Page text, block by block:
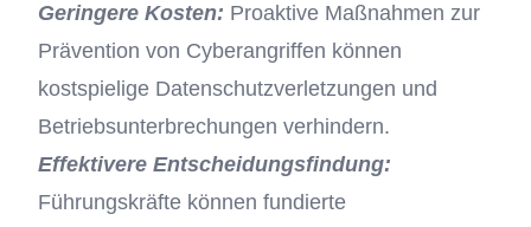
Geringere Kosten: Proaktive Maßnahmen zur
Prävention von Cyberangriffen können
kostspielige Datenschutzverletzungen und
Betriebsunterbrechungen verhindern.
Effektivere Entscheidungsfindung:
Führungskräfte können fundierte